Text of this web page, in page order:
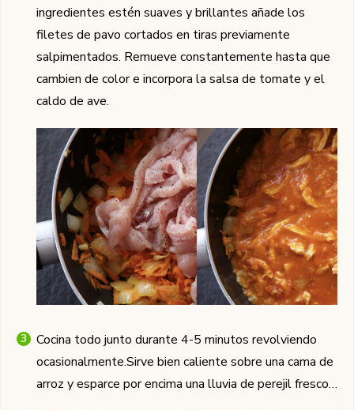
ingredientes estén suaves y brillantes añade los
filetes de pavo cortados en tiras previamente
salpimentados. Remueve constantemente hasta que
cambien de color e incorpora la salsa de tomate y el
caldo de ave.
Cocina todo junto durante 4-5 minutos revolviendo
ocasionalmente.Sirve bien caliente sobre una cama de
arroz y esparce por encima una lluvia de perejil fresco…